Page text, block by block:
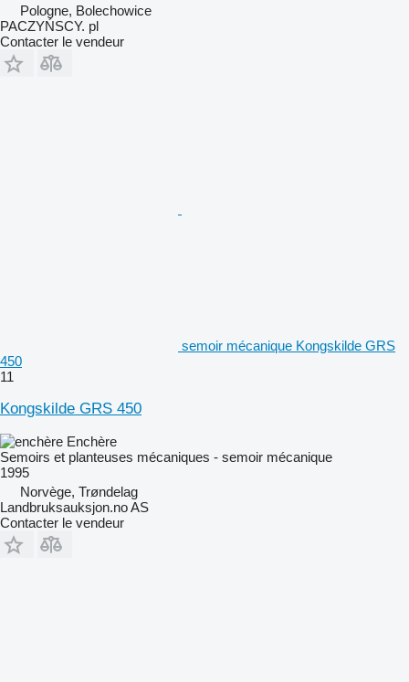
Pologne, Bolechowice
PACZYŃSCY. pl
Contacter le vendeur
semoir mécanique Kongskilde GRS
450
11
Kongskilde GRS 450
Enchère
Semoirs et planteuses mécaniques - semoir mécanique
1995
Norvège, Trøndelag
Landbruksauksjon.no AS
Contacter le vendeur